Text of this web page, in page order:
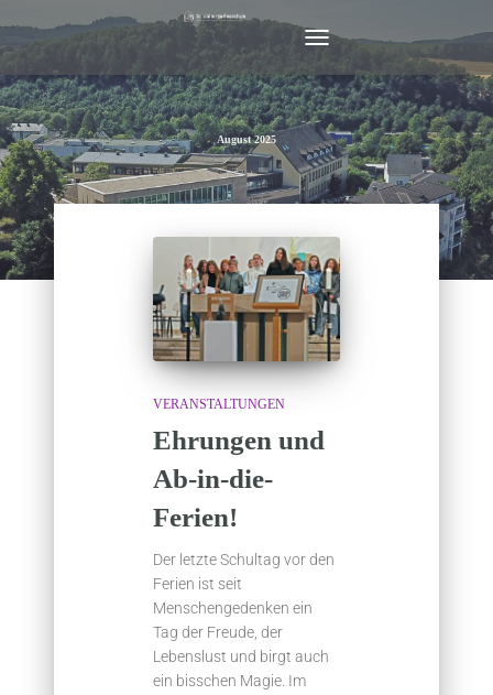
UMSCHALTEN
August 2025
VERANSTALTUNGEN
Ehrungen und
Ab-in-die-
Ferien!
Der letzte Schultag vor den
Ferien ist seit
Menschengedenken ein
Tag der Freude, der
Lebenslust und birgt auch
ein bisschen Magie. Im